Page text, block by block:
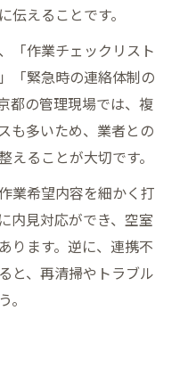
えることです。
「作業チェックリスト
「緊急時の連絡体制の
都の管理現場では、複
も多いため、業者との
ることが大切です。
業希望内容を細かく打
内見対応ができ、空室
ります。逆に、連携不
と、再清掃やトラブル